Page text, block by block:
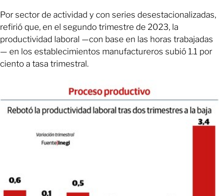
Por sector de actividad y con series desestacionalizadas,
refirió que, en el segundo trimestre de 2023, la
productividad laboral —con base en las horas trabajadas
— en los establecimientos manufactureros subió 1.1 por
ciento a tasa trimestral.